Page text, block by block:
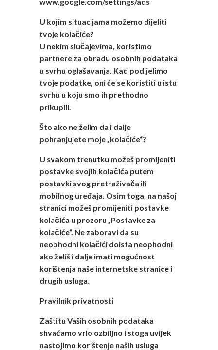
U kojim situacijama možemo dijeliti
tvoje kolačiće?
U nekim slučajevima, koristimo
partnere za obradu osobnih podataka
u svrhu oglašavanja. Kad podijelimo
tvoje podatke, oni će se koristiti u istu
svrhu u koju smo ih prethodno
prikupili.
Što ako ne želim da i dalje
pohranjujete moje „kolačiće“?
U svakom trenutku možeš promijeniti
postavke svojih kolačića putem
postavki svog pretraživača ili
mobilnog uređaja. Osim toga, na našoj
stranici možeš promijeniti postavke
kolačića u prozoru „Postavke za
kolačiće“. Ne zaboravi da su
neophodni kolačići doista neophodni
ako želiš i dalje imati mogućnost
korištenja naše internetske stranice i
drugih usluga.
Pravilnik privatnosti
Zaštitu Vaših osobnih podataka
shvaćamo vrlo ozbiljno i stoga uvijek
nastojimo korištenje naših usluga